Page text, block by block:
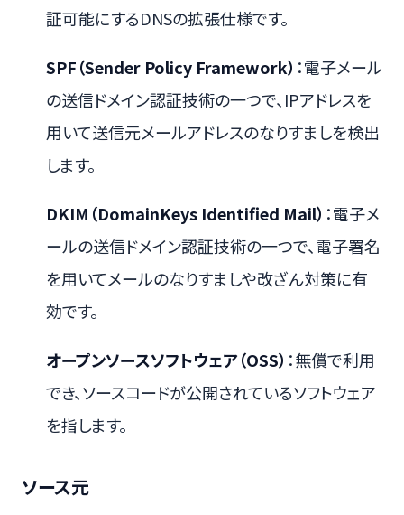
証可能にするDNSの拡張仕様です。
SPF（Sender Policy Framework） ：電子メール
の送信ドメイン認証技術の一つで、IPアドレスを
用いて送信元メールアドレスのなりすましを検出
します。
DKIM（DomainKeys Identified Mail） ：電子メ
ールの送信ドメイン認証技術の一つで、電子署名
を用いてメールのなりすましや改ざん対策に有
効です。
オープンソースソフトウェア（OSS） ：無償で利用
でき、ソースコードが公開されているソフトウェア
を指します。
ソース元